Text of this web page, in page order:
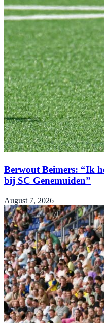
Berwout Beimers: “Ik
bij SC Genemuiden”
August 7, 2026